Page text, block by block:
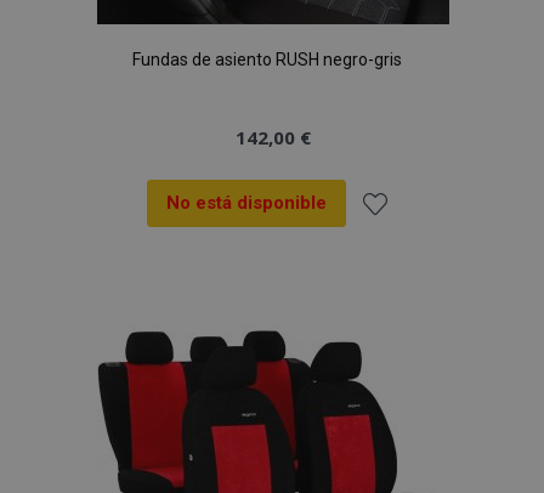
Fundas de asiento RUSH negro-gris
142,00 €
No está disponible
Lista
de
Deseos